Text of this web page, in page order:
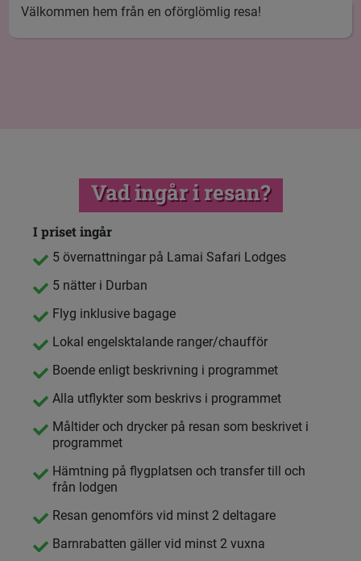
Välkommen hem från en oförglömlig resa!
Vad ingår i resan?
I priset ingår
5 övernattningar på Lamai Safari Lodges
5 nätter i Durban
Flyg inklusive bagage
Lokal engelsktalande ranger/chaufför
Boende enligt beskrivning i programmet
Alla utflykter som beskrivs i programmet
Måltider och drycker på resan som beskrivet i
programmet
Hämtning på flygplatsen och transfer till och
från lodgen
Resan genomförs vid minst 2 deltagare
Barnrabatten gäller vid minst 2 vuxna